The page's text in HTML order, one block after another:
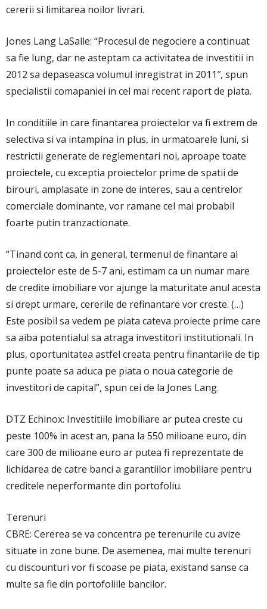
cererii si limitarea noilor livrari.
Jones Lang LaSalle: “Procesul de negociere a continuat
sa fie lung, dar ne asteptam ca activitatea de investitii in
2012 sa depaseasca volumul inregistrat in 2011″, spun
specialistii comapaniei in cel mai recent raport de piata.
In conditiile in care finantarea proiectelor va fi extrem de
selectiva si va intampina in plus, in urmatoarele luni, si
restrictii generate de reglementari noi, aproape toate
proiectele, cu exceptia proiectelor prime de spatii de
birouri, amplasate in zone de interes, sau a centrelor
comerciale dominante, vor ramane cel mai probabil
foarte putin tranzactionate.
“Tinand cont ca, in general, termenul de finantare al
proiectelor este de 5-7 ani, estimam ca un numar mare
de credite imobiliare vor ajunge la maturitate anul acesta
si drept urmare, cererile de refinantare vor creste. (…)
Este posibil sa vedem pe piata cateva proiecte prime care
sa aiba potentialul sa atraga investitori institutionali. In
plus, oportunitatea astfel creata pentru finantarile de tip
punte poate sa aduca pe piata o noua categorie de
investitori de capital”, spun cei de la Jones Lang.
DTZ Echinox: Investitiile imobiliare ar putea creste cu
peste 100% in acest an, pana la 550 milioane euro, din
care 300 de milioane euro ar putea fi reprezentate de
lichidarea de catre banci a garantiilor imobiliare pentru
creditele neperformante din portofoliu.
Terenuri
CBRE: Cererea se va concentra pe terenurile cu avize
situate in zone bune. De asemenea, mai multe terenuri
cu discounturi vor fi scoase pe piata, existand sanse ca
multe sa fie din portofoliile bancilor.